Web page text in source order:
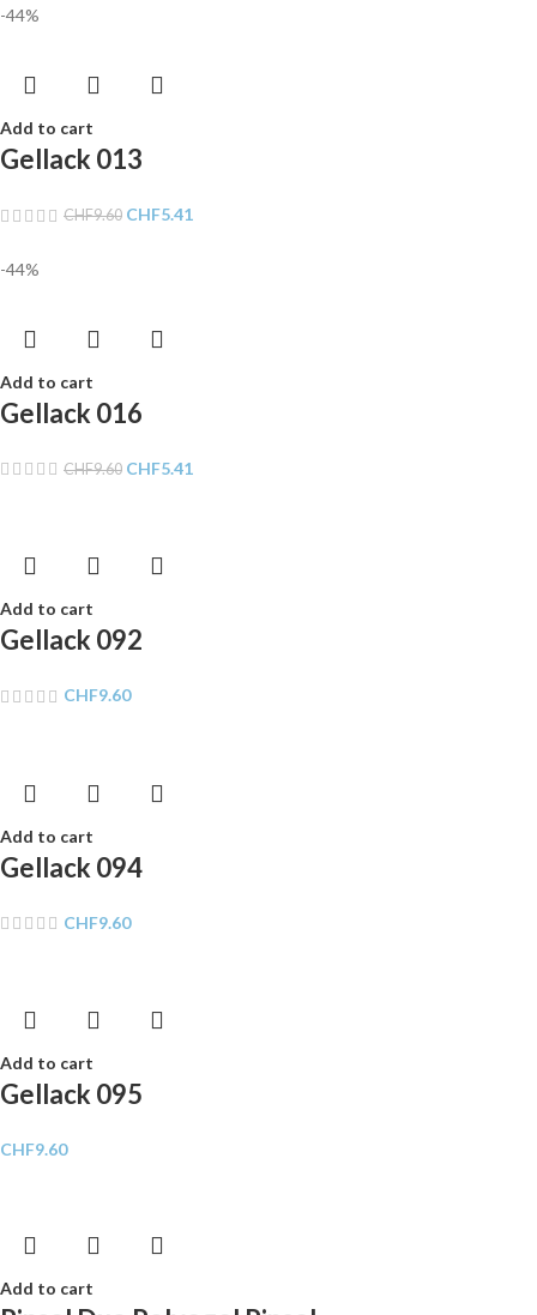
-44%
Add to cart
Gellack 013
CHF9.60 CHF5.41
-44%
Add to cart
Gellack 016
CHF9.60 CHF5.41
Add to cart
Gellack 092
CHF9.60
Add to cart
Gellack 094
CHF9.60
Add to cart
Gellack 095
CHF9.60
Add to cart